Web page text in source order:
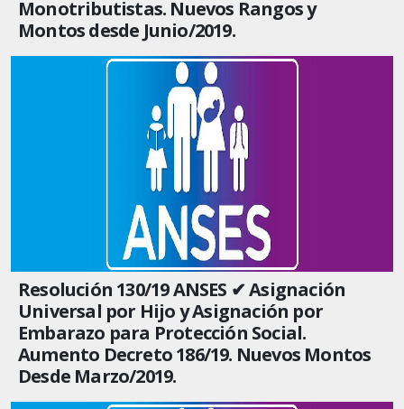
Monotributistas. Nuevos Rangos y
Montos desde Junio/2019.
Resolución 130/19 ANSES ✔ Asignación
Universal por Hijo y Asignación por
Embarazo para Protección Social.
Aumento Decreto 186/19. Nuevos Montos
Desde Marzo/2019.